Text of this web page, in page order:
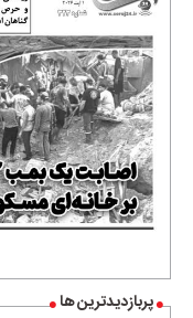
پربازدیدترین ها